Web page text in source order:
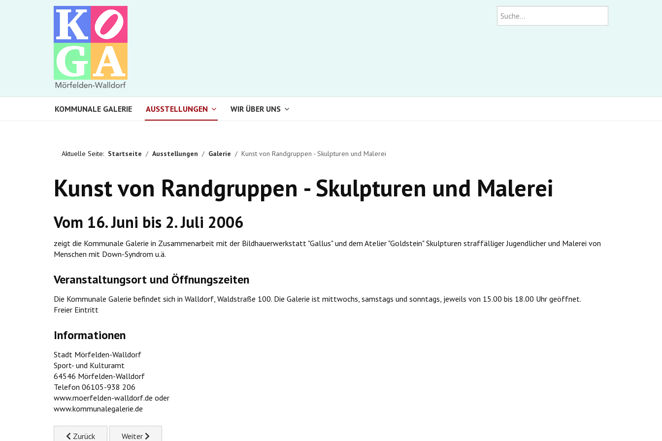
Suchen
KOMMUNALE GALERIE AUSSTELLUNGEN WIR ÜBER UNS
Aktuelle Seite: Startseite Ausstellungen Galerie Kunst von Randgruppen - Skulpturen und Malerei
Kunst von Randgruppen - Skulpturen und Malerei
Vom 16. Juni bis 2. Juli 2006
zeigt die Kommunale Galerie in Zusammenarbeit mit der Bildhauerwerkstatt "Gallus" und dem Atelier "Goldstein" Skulpturen straffälliger Jugendlicher und Malerei von
Menschen mit Down-Syndrom u.ä.
Veranstaltungsort und Öffnungszeiten
Die Kommunale Galerie befindet sich in Walldorf, Waldstraße 100. Die Galerie ist mittwochs, samstags und sonntags, jeweils von 15.00 bis 18.00 Uhr geöffnet.
Freier Eintritt
Informationen
Stadt Mörfelden-Walldorf
Sport- und Kulturamt
64546 Mörfelden-Walldorf
Telefon 06105-938 206
www.moerfelden-walldorf.de oder
www.kommunalegalerie.de
Previous article: Michael Post, Heiner Thiel: In a silent dialogue
Zurück Next article: Lüdemann - Feger: Malerei & Installationen
Weiter